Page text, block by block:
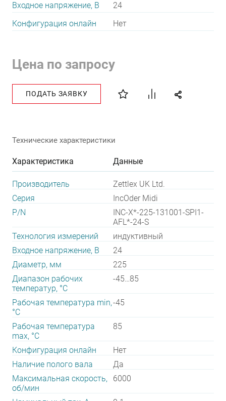
Входное напряжение, В
24
Конфигурация онлайн
Нет
Цена по запросу
ПОДАТЬ ЗАЯВКУ
Технические характеристики
Характеристика Данные
Производитель
Zettlex UK Ltd.
Серия
IncOder Midi
P/N
INC-X*-225-131001-SPI1-
AFL*-24-S
Технология измерений
индуктивный
Входное напряжение, В
24
Диаметр, мм
225
Диапазон рабочих
температур, °С
-45…85
Рабочая температура min,
°С
-45
Рабочая температура
max, °С
85
Конфигурация онлайн
Нет
Наличие полого вала
Да
Максимальная скорость,
об/мин
6000